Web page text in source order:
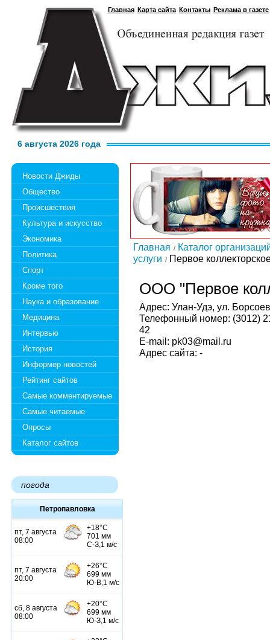
Главная Карта сайта Контакты Реклама в газете
6 августа 2026 года
Новости Джиды
Общество
Происшествия
Культура и искусство
Экономика
Политика
Спорт
Кроме того
Наука и образование
Медицина
Интервью
История
Информер новостей
Рейтинг сайтов
Самые комментируемые
Самые читаемые
Опросы
Каталог сайтов
погода
Петропавловка
Главная
Каталог
услуги
Первое
ООО "Первое
Адрес: Улан-Удэ, ул.
Телефонный номер: (3012)
42
E-mail: pk03@mail.ru
Адрес сайта: -